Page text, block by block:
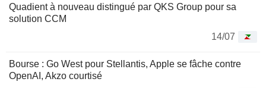
Quadient à nouveau distingué par QKS Group pour sa
solution CCM
14/07
Bourse : Go West pour Stellantis, Apple se fâche contre
OpenAI, Akzo courtisé